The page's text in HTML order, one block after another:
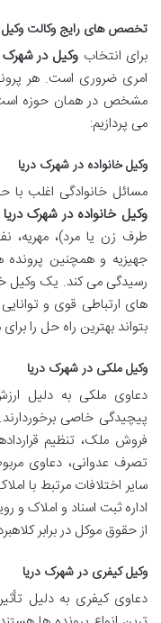
تخصص های رایج وکالت وکیل
برای انتخاب وکیل در شهرک
امری ضروری است. هر
مشخص در همان حوزه
می پردازیم:
وکیل خانواده در شهرک دریا
مسائل خانوادگی اغلب با
وکیل خانواده در شهرک دریا
طرف زن یا مرد)، مهریه،
جهیزیه و همچنین پرونده
رسیدگی می کند. یک وکیل
های ارتباطی قوی و
بتواند بهترین راه حل را
وکیل ملکی در شهرک دریا
دعاوی ملکی به دلیل
پیچیدگی خاصی
فروش ملک، تنظیم
تصرف عدوانی، دعاوی
سایر اختلافات مرتبط با
اداره ثبت اسناد و املاک و
از حقوق موکل در برابر
وکیل کیفری در شهرک دریا
دعاوی کیفری به دلیل